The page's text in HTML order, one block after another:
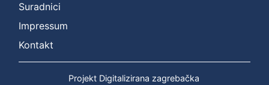
Suradnici
Impressum
Kontakt
Projekt Digitalizirana zagrebačka